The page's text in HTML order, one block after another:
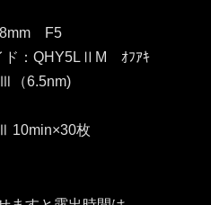
F5
ド：QHY5LⅡM ｵﾌｱｷ
（6.5nm)
10min×30枚